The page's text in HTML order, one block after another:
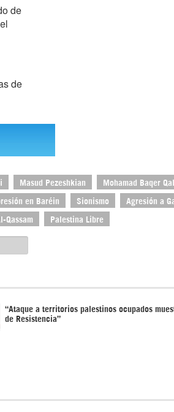
de
de
Masud Pezeshkian Mohamad Baqer
en Baréin Sionismo Agresión a
Qassam Palestina Libre
“Ataque a territorios palestinos ocupados
de Resistencia”